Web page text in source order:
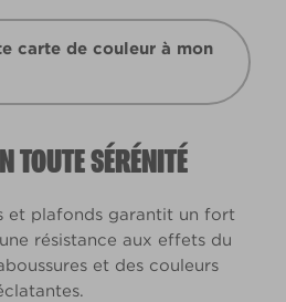
carte de couleur à mon
TOUTE SÉRÉNITÉ
et plafonds garantit un fort
résistance aux effets du
et des couleurs